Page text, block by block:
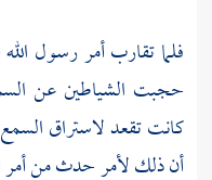
فلما تقارب أمر رسول
حجبت الشياطين عن
كانت تقعد لاستراق
أن ذلك لأمر حدث من أمر